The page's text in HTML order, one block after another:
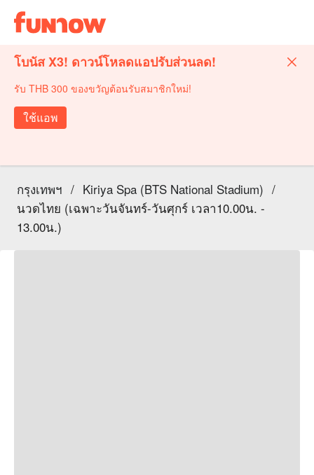
โบนัส X3! ดาวน์โหลดแอปรับส่วนลด!
รับ THB 300 ของขวัญต้อนรับสมาชิกใหม่!
ใช้แอพ
กรุงเทพฯ / Kiriya Spa (BTS National Stadium) /
นวดไทย (เฉพาะวันจันทร์-วันศุกร์ เวลา10.00น. -
13.00น.)